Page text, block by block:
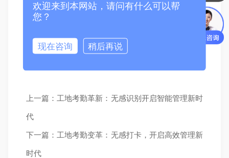
四维慧眼无感人脸识别摄像机的多人抓拍考勤
功能，凭借卓越的性能，攻克工厂考勤难题，助力企
业实现高效、精准的管理，在激烈的市场竞争中脱颖
上一篇：工地考勤革新：无感识别开启智能管理新时
代
下一篇：工地考勤变革：无感打卡，开启高效管理新
时代
欢迎来到本网站，请问有什么可以帮
您？
现在咨询 稍后再说